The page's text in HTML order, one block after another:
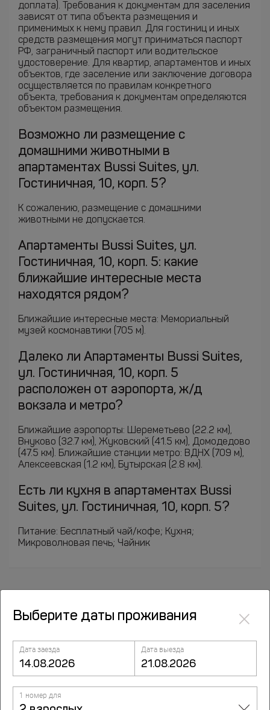
доплата). Требования к документам для заселения
зависят от типа объекта размещения и
применимых к нему правил. Для гостиниц и иных
средств размещения могут приниматься паспорт
РФ, заграничный паспорт или водительское
удостоверение. Для квартир, апартаментов и иных
объектов, где заселение или заключение договора
осуществляется по правилам конкретного
объекта, требования к документам определяются
объектом размещения.
Возможно ли размещение с
домашними животными в
апартаментах Bussi Suites, ул.
Гостиничная, 10, корп. 5?
К сожалению, размещение с домашними
животными не допускается.
Апартаменты Bussi Suites, ул.
Гостиничная, 10, корп. 5: какие
ближайшие интересные места
находятся рядом?
Ближайшие интересные места: Мемориальный
музей космонавтики (705 м).
Далеко ли Апартаменты Bussi Suites,
ул. Гостиничная, 10, корп. 5
расположен от аэропорта, ж/д
вокзала и метро?
Ближайшие аэропорты: Шереметьево (22.2 км),
Внуково (32.7 км), Жуковский (41.5 км), Домодедово
(47.5 км). Ближайшие станции метро: ВДНХ (709 м),
Алексеевская (1.2 км), Бутырская (2.8 км).
Есть ли кухня в апартаментах Bussi
Suites, ул. Гостиничная, 10, корп. 5?
Питание: Бесплатный чай/кофе; Кухня;
Микроволновая печь; Чайник
Курорты рядом
Аксиньино
Выберите даты проживания ×
Дата заезда Дата выезда
1 номер для